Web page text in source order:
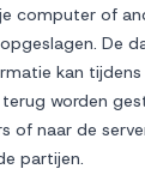
computer of
De
kan tijdens
worden
of naar de
partijen.